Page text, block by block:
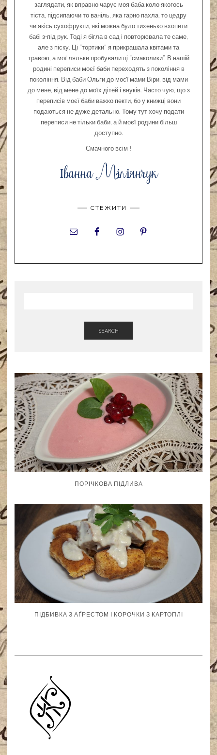
заглядати, як вправно чарує моя баба коло якогось
тіста, підсипаючи то ваніль, яка гарно пахла, то цедру
чи якісь сухофрукти, які можна було тихенько вхопити
бабі з-під рук. Тоді я бігла в сад і повторювала те саме,
але з піску. Ці “тортики” я прикрашала квітами та
травою, а мої ляльки пробували ці “смаколики”. В нашій
родині переписи моєї баби переходять з покоління в
покоління. Від баби Ольги до моєї мами Віри, від мами
до мене, від мене до моїх дітей і внуків. Часто чую, що з
переписів моєї баби важко пекти, бо у книжці вони
подаються не дуже детально. Тому тут хочу подати
переписи не тільки баби, а й моєї родини більш
доступно.
Смачного всім !
СТЕЖИТИ
SEARCH
ПОРІЧКОВА ПІДЛИВА
ПІДБИВКА З АҐРЕСТОМ І КОРОЧКИ З КАРТОПЛІ